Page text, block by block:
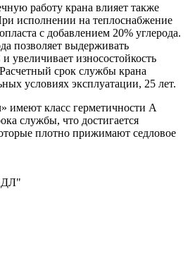
работу крана влияет также
исполнении на теплоснабжение
с добавлением 20% углерода.
позволяет выдерживать
увеличивает износостойкость
срок службы крана
условиях эксплуатации, 25 лет.
имеют класс герметичности А
службы, что достигается
плотно прижимают седловое